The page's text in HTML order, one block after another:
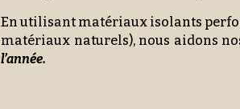
En utilisant matériaux isolants
matériaux naturels), nous aidons
l’année.